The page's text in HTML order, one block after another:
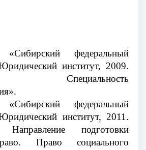
федеральный
институт, 2009.
Специальность
федеральный
институт, 2011.
Направление подготовки
Право социального